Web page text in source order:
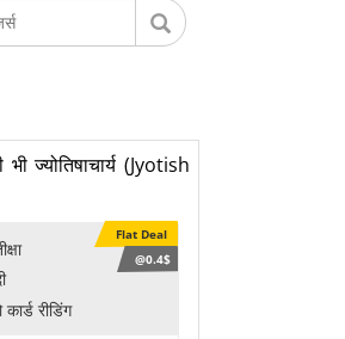
ज्योतिषाचार्य (Jyotish
Flat Deal
@0.4$
कार्ड रीडिंग